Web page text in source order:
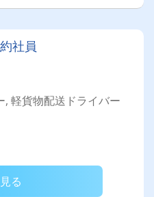
社員
軽貨物配送ドライバー
る